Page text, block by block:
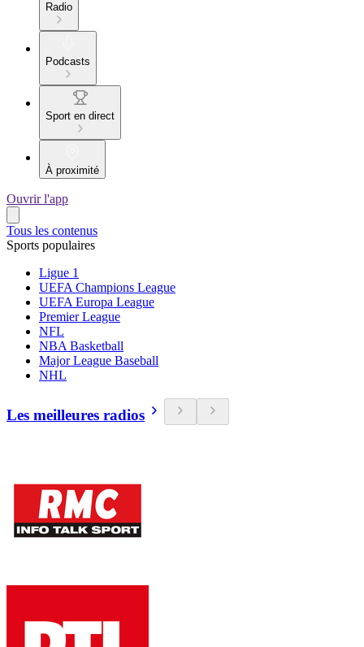
Radio
Podcasts
Sport en direct
À proximité
Ouvrir l'app
Tous les contenus
Sports populaires
Ligue 1
UEFA Champions League
UEFA Europa League
Premier League
NFL
NBA Basketball
Major League Baseball
NHL
Les meilleures radios